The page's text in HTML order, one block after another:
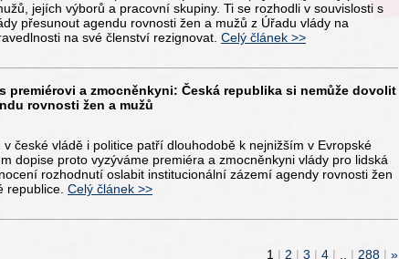
jejích výborů a pracovní skupiny. Ti se rozhodli v souvislosti s
přesunout agendu rovnosti žen a mužů z Úřadu vlády na
na své členství rezignovat. Celý článek >>
premiérovi a zmocněnkyni: Česká republika si nemůže dovolit
rovnosti žen a mužů
české vládě i politice patří dlouhodobě k nejnižším v Evropské
dopise proto vyzýváme premiéra a zmocněnkyni vlády pro lidská
rozhodnutí oslabit institucionální zázemí agendy rovnosti žen
republice. Celý článek >>
1 | 2 | 3 | 4 | .. | 288 | »